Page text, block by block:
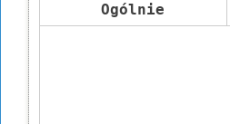
Ogólnie